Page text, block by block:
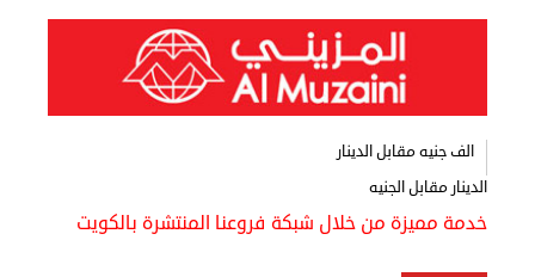
الف جنيه مقابل الدينار
الدينار مقابل الجنيه
خدمة مميزة من خلال شبكة فروعنا المنتشرة بالكويت